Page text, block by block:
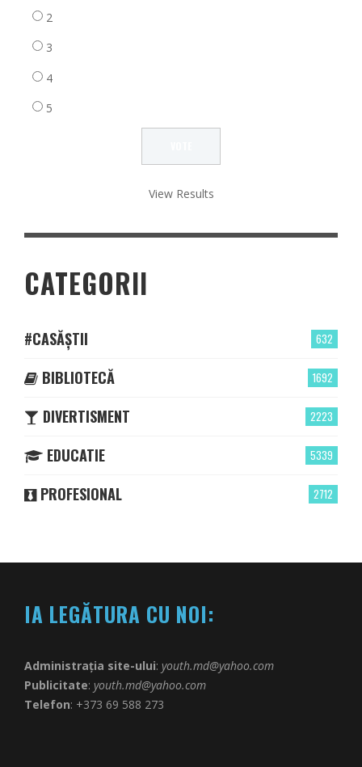
2
3
4
5
View Results
CATEGORII
632
#CASĂȘTII
1692
BIBLIOTECĂ
2223
DIVERTISMENT
5339
EDUCATIE
2712
PROFESIONAL
IA LEGĂTURA CU NOI:
Administrația site-ului: youth.md@yahoo.com
Publicitate: youth.md@yahoo.com
Telefon: +373 69 588 273